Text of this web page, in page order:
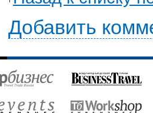
Добавить